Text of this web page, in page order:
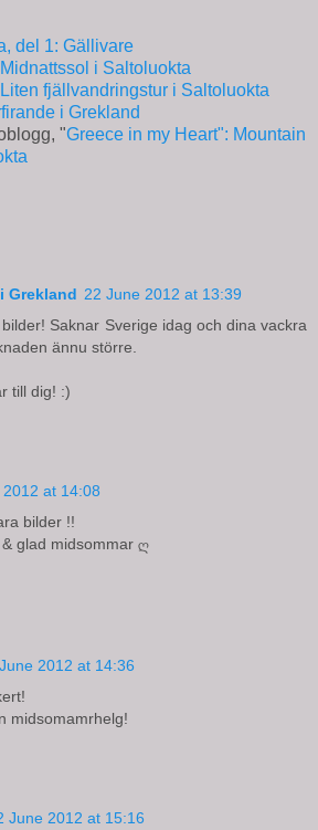
del 1: Gällivare
i Saltoluokta
fjällvandringstur i Saltoluokta
i Grekland
"Greece in my Heart": Mountain
Grekland 22 June 2012 at 13:39
Saknar Sverige idag och dina vackra
ännu större.
till dig! :)
at 14:08
bilder !!
glad midsommar ღ
2012 at 14:36
midsomamrhelg!
June 2012 at 15:16